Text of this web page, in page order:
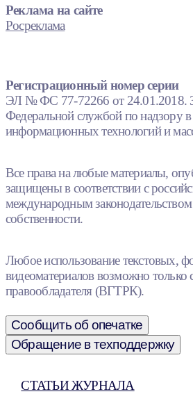
Реклама на сайте
Росреклама
Регистрационный номер серии
ЭЛ № ФС 77-72266 от 24.01.2018.
Федеральной службой по надзору в
информационных технологий и
Все права на любые материалы,
защищены в соответствии с
международным
собственности.
Любое использование текстовых,
видеоматериалов возможно только
правообладателя (ВГТРК).
Сообщить об опечатке
Обращение в техподдержку
СТАТЬИ ЖУРНАЛА